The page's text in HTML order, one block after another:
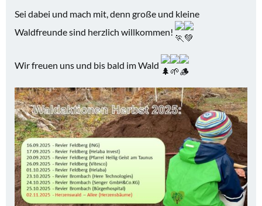
Sei dabei und mach mit, denn große und kleine
Waldfreunde sind herzlich willkommen!
Wir freuen uns und bis bald im Wald